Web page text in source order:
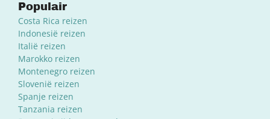
Populair
Costa Rica reizen
Indonesië reizen
Italië reizen
Marokko reizen
Montenegro reizen
Slovenië reizen
Spanje reizen
Tanzania reizen